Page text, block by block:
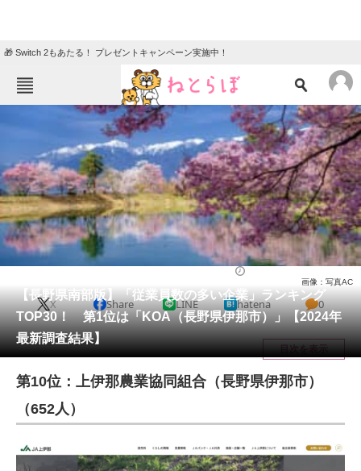
🎁 Switch 2もあたる！ プレゼントキャンペーン実施中！
ねとらぼメニュー
エンタメ クイズ
グルメ 地域
住まい 教育・育児
動物 リサーチ
会員記事
メディア
注目記事を集めた総合ページ
進化するPCとデバイスの未来
【長野県南部版】「従業員数の多い企業」ランキング
TOP30！ 第1位は「KOA（長野県伊那市）」【2024年
最新調査結果】
画像：写真AC
X Share LINE hatena 0
目次を表示
第10位：上伊那農業協同組合（長野県伊那市）
（652人）